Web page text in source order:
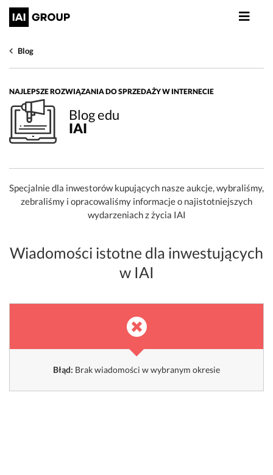
Blog
NAJLEPSZE ROZWIĄZANIA DO SPRZEDAŻY W INTERNECIE
Blog edu
IAI
Specjalnie dla inwestorów kupujących nasze aukcje, wybraliśmy,
zebraliśmy i opracowaliśmy informacje o najistotniejszych
wydarzeniach z życia IAI
Wiadomości istotne dla inwestujących
w IAI
Błąd: Brak wiadomości w wybranym okresie